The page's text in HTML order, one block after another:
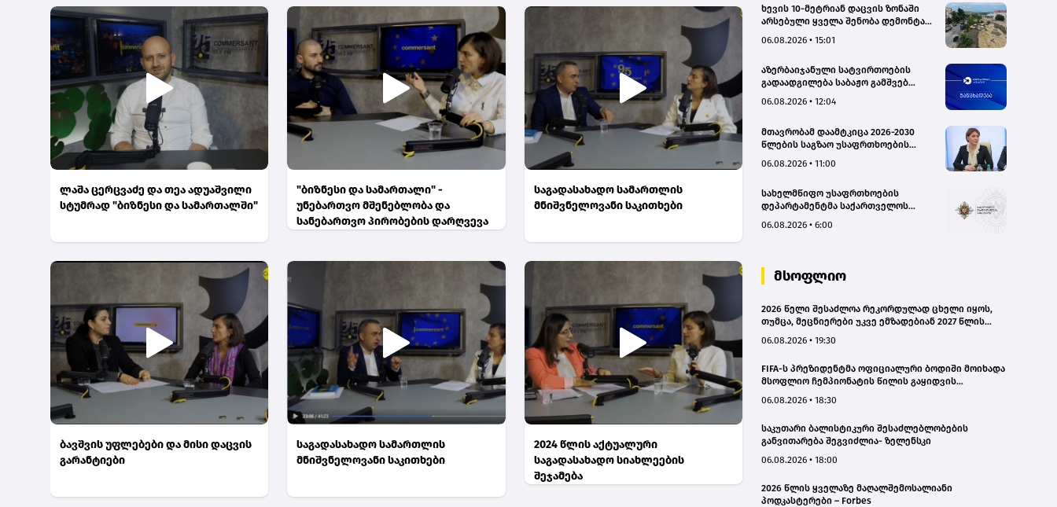
ლაშა ცერცვაძე და თეა ადუაშვილი
სტუმრად "ბიზნესი და სამართალში"
"ბიზნესი და სამართალი" -
უნებართვო მშენებლობა და
სანებართვო პირობების დარღვევა
საგადასახადო სამართლის
მნიშვნელოვანი საკითხები
ბავშვის უფლებები და მისი დაცვის
გარანტიები
საგადასახადო სამართლის
მნიშვნელოვანი საკითხები
2024 წლის აქტუალური
საგადასახადო სიახლეების
შეჯამება
გამოიწვია, გადაბრუნდა
ავტომანქანა - თვითმცლელში
იმყოფებოდა მცირეწლოვანი ბავშვი
ხევის 10-მეტრიან დაცვის ზონაში
არსებული ყველა შენობა დემონტაჟს
06.08.2026 • 15:01
აზერბაიჯანული სატვირთოების
გადაადგილება საბაჟო გამშვებ
მიმდინარეობს- შემოსავლების
06.08.2026 • 12:04
მთავრობამ დაამტკიცა 2026-2030
წლების საგზაო უსაფრთხოების
სამოქმედო გეგმა – თამარ
06.08.2026 • 11:00
სახელმწიფო უსაფრთხოების
დეპარტამენტმა საქართველოს
საზიანოდ საბოტაჟის მუხლით
06.08.2026 • 6:00
მსოფლიო
2026 წელი შესაძლოა რეკორდულად ცხელი იყოს,
თუმცა, მეცნიერები უკვე ემზადებიან 2027 წლის
06.08.2026 • 19:30
FIFA-ს პრეზიდენტმა ოფიციალური ბოდიში მოიხადა
მსოფლიო ჩემპიონატის წილის გაყიდვის
06.08.2026 • 18:30
საკუთარი ბალისტიკური შესაძლებლობების
განვითარება შეგვიძლია- ზელენსკი
06.08.2026 • 18:00
2026 წლის ყველაზე მაღალშემოსალიანი
პოდკასტერები – Forbes